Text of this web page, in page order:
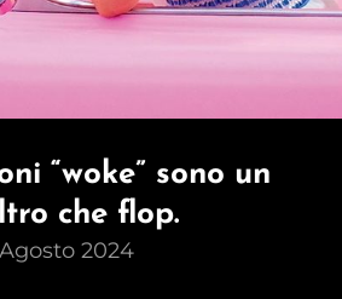
“woke” sono un
che flop.
2024